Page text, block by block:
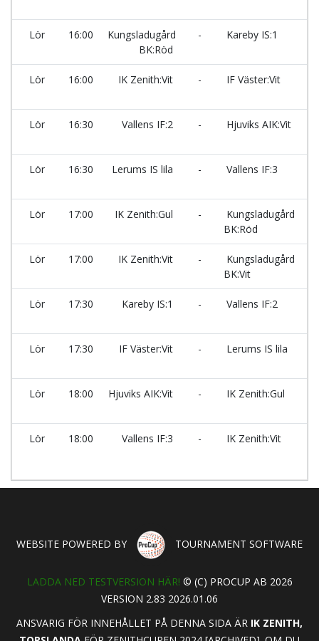
Lör 16:00
Kungsladugård
BK:Röd
-
Kareby IS:1
Lör 16:00 IK Zenith:Vit -
IF Väster:Vit
Lör 16:30 Vallens IF:2 -
Hjuviks AIK:Vit
Lör 16:30 Lerums IS lila -
Vallens IF:3
Lör 17:00 IK Zenith:Gul -
Kungsladugård
BK:Röd
Lör 17:00 IK Zenith:Vit -
Kungsladugård
BK:Vit
Lör 17:30 Kareby IS:1 -
Vallens IF:2
Lör 17:30 IF Väster:Vit -
Lerums IS lila
Lör 18:00 Hjuviks AIK:Vit -
IK Zenith:Gul
Lör 18:00 Vallens IF:3 -
IK Zenith:Vit
WEBSITE POWERED BY TOURNAMENT SOFTWARE
LADDA NED TESTVERSION HÄR! © (C) PROCUP AB 2026
VERSION 2.83 2026.01.06
ANSVARIG FÖR INNEHÅLLET PÅ DENNA SIDA ÄR IK ZENITH,